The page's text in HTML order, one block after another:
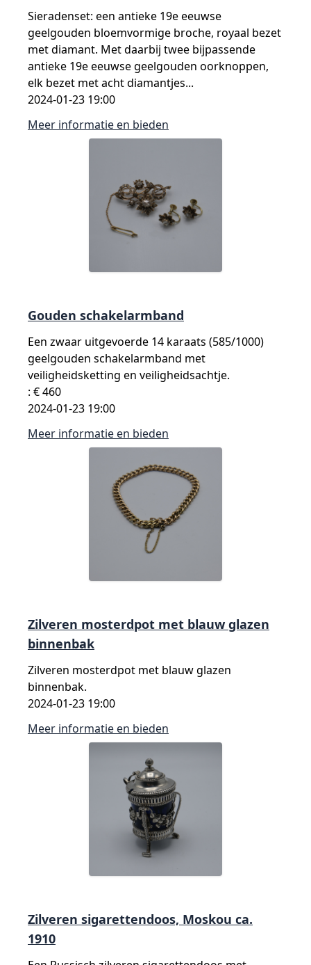
Sieradenset: een antieke 19e eeuwse
geelgouden bloemvormige broche, royaal bezet
met diamant. Met daarbij twee bijpassende
antieke 19e eeuwse geelgouden oorknoppen,
elk bezet met acht diamantjes...
2024-01-23 19:00
Meer informatie en bieden
Gouden schakelarmband
Een zwaar uitgevoerde 14 karaats (585/1000)
geelgouden schakelarmband met
veiligheidsketting en veiligheidsachtje.
: € 460
2024-01-23 19:00
Meer informatie en bieden
Zilveren mosterdpot met blauw glazen
binnenbak
Zilveren mosterdpot met blauw glazen
binnenbak.
2024-01-23 19:00
Meer informatie en bieden
Zilveren sigarettendoos, Moskou ca.
1910